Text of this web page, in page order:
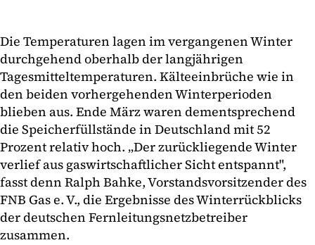
Die Temperaturen lagen im vergangenen Winter
durchgehend oberhalb der langjährigen
Tagesmitteltemperaturen. Kälteeinbrüche wie in
den beiden vorhergehenden Winterperioden
blieben aus. Ende März waren dementsprechend
die Speicherfüllstände in Deutschland mit 52
Prozent relativ hoch. „Der zurückliegende Winter
verlief aus gaswirtschaftlicher Sicht entspannt",
fasst denn Ralph Bahke, Vorstandsvorsitzender des
FNB Gas e. V., die Ergebnisse des Winterrückblicks
der deutschen Fernleitungsnetzbetreiber
zusammen.